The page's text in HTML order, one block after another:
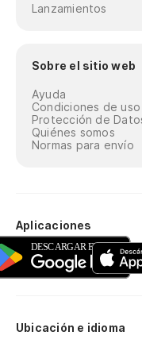
Lanzamientos
Sobre el sitio web
Ayuda
Condiciones de
Protección de
Quiénes somos
Normas para envío
Aplicaciones
Ubicación e idioma